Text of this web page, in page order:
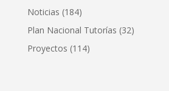
Noticias (184)
Plan Nacional Tutorías (32)
Proyectos (114)